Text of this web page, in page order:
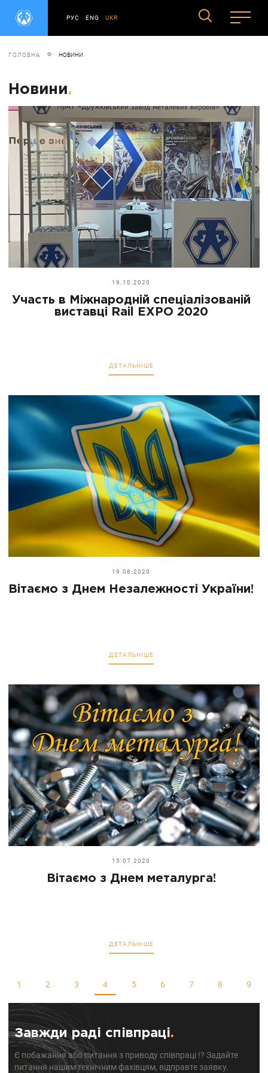
РУС ENG UKR
ГОЛОВНА НОВИНИ
Новини.
19.10.2020
Участь в Міжнародній спеціалізованій
виставці Rail EXPO 2020
ДЕТАЛЬНІШЕ
19.08.2020
Вітаємо з Днем Незалежності України!
ДЕТАЛЬНІШЕ
15.07.2020
Вітаємо з Днем металурга!
ДЕТАЛЬНІШЕ
1 2 3 4 5 6 7 8 9
Завжди раді співпраці.
Є побажання або питання з приводу співпраці !? Задайте
питання нашим технічним фахівцям, відправте заявку.